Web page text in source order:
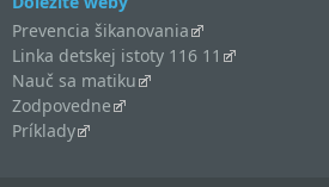
Prevencia šikanovania
Linka detskej istoty 116 11
Nauč sa matiku
Zodpovedne
Príklady